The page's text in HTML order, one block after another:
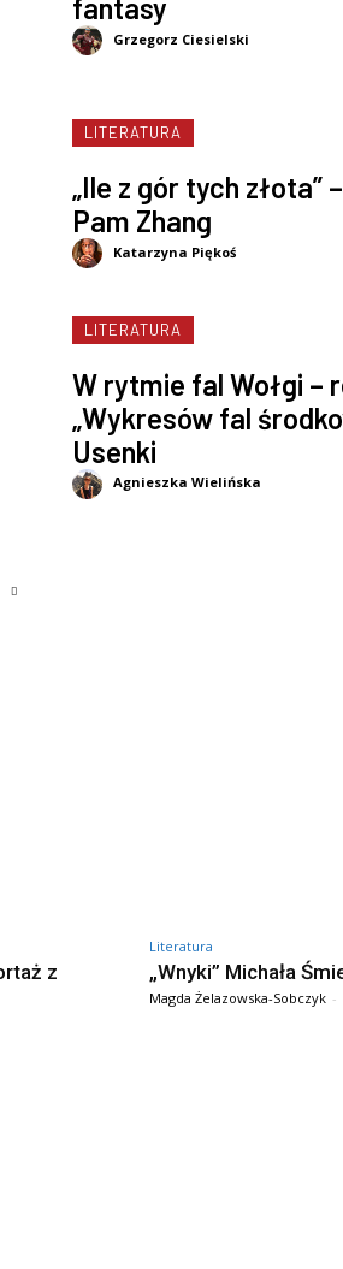
fantasy
Grzegorz Ciesielski
LITERATURA
„Ile z gór tych złota”
Pam Zhang
Katarzyna Piękoś
LITERATURA
W rytmie fal Wołgi –
„Wykresów fal
Usenki
Agnieszka Wielińska
z
Literatura
„Wnyki” Michała
Magda Żelazowska-Sobczyk -